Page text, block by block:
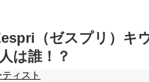
（ゼスプリ）キ
は誰！？
ティスト